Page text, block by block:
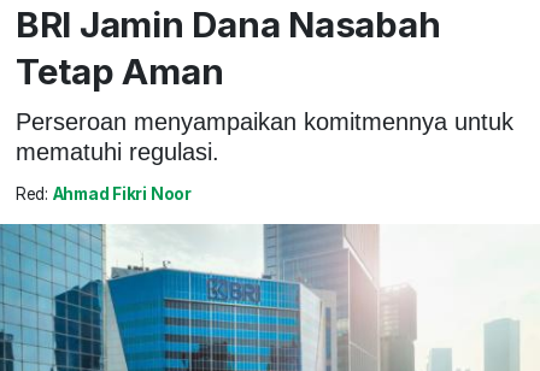
BRI Jamin Dana Nasabah
Tetap Aman
Perseroan menyampaikan komitmennya untuk
mematuhi regulasi.
Red: Ahmad Fikri Noor